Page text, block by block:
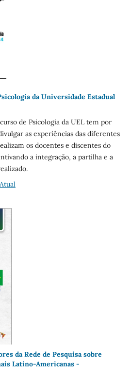
da Universidade Estadual
de Psicologia da UEL tem por
as experiências das diferentes
os docentes e discentes do
a integração, a partilha e a
da Rede de Pesquisa sobre
Latino-Americanas -